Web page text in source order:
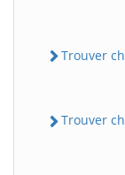
Trouver
Trouver